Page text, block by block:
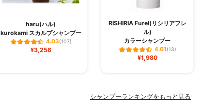
haru(ハル)
kurokami スカルプシャンプー
4.03(107)
¥3,256
RISHIRIA Furel(リシリアフレ
ル)
カラーシャンプー
4.01(13)
¥1,980
シャンプーランキングをもっと見る